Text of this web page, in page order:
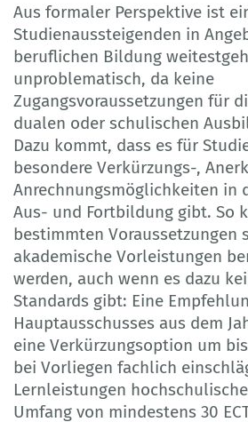
Aus formaler Perspektive ist
Studienaussteigenden in
beruflichen Bildung
unproblematisch, da keine
Zugangsvoraussetzungen für
dualen oder schulischen
Dazu kommt, dass es für
besondere Verkürzungs-,
Anrechnungsmöglichkeiten in
Aus- und Fortbildung gibt. So
bestimmten Voraussetzungen
akademische Vorleistungen
werden, auch wenn es dazu
Standards gibt: Eine
Hauptausschusses aus dem
eine Verkürzungsoption um
bei Vorliegen fachlich
Lernleistungen
Umfang von mindestens 30